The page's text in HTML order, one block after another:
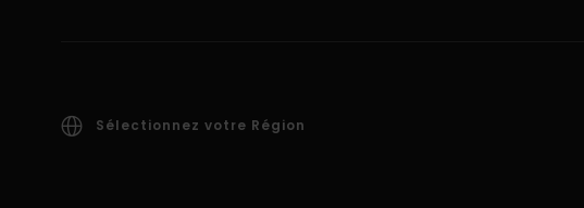
Sélectionnez votre Région